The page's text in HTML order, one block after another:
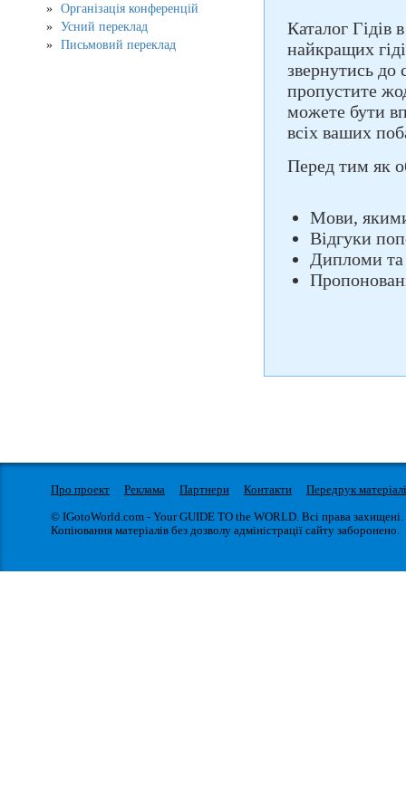
Організація конференцій
Усний переклад
Письмовий переклад
Каталог Гідів
найкращих
звернутись до
пропустите
можете бути
всіх ваших
Перед тим як
Мови,
Відгуки
Дипломи та
Про проект Реклама Партнери Контакти
Передрук
© IGotoWorld.com - Your GUIDE TO the WORLD. Всі права захищені.
Копіювання матеріалів без дозволу адміністрації сайту заборонено.